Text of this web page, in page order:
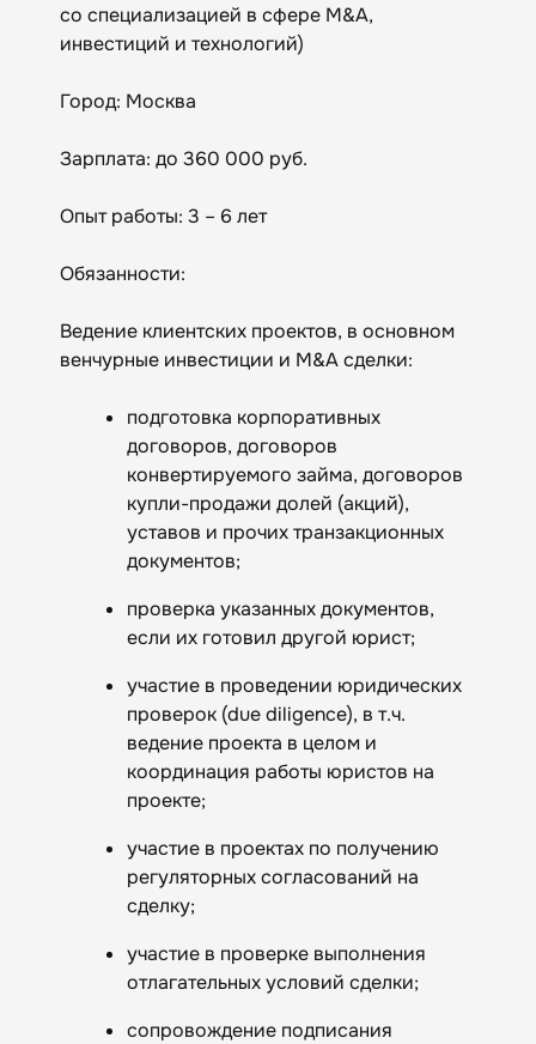
со специализацией в сфере M&A,
инвестиций и технологий)
Город: Москва
Зарплата: до 360 000 руб.
Опыт работы: 3 – 6 лет
Обязанности:
Ведение клиентских проектов, в основном
венчурные инвестиции и М&A сделки:
подготовка корпоративных
договоров, договоров
конвертируемого займа, договоров
купли-продажи долей (акций),
уставов и прочих транзакционных
документов;
проверка указанных документов,
если их готовил другой юрист;
участие в проведении юридических
проверок (due diligence), в т.ч.
ведение проекта в целом и
координация работы юристов на
проекте;
участие в проектах по получению
регуляторных согласований на
сделку;
участие в проверке выполнения
отлагательных условий сделки;
сопровождение подписания